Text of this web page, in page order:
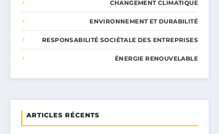
CHANGEMENT CLIMATIQUE
ENVIRONNEMENT ET DURABILITÉ
RESPONSABILITÉ SOCIÉTALE DES ENTREPRISES
ÉNERGIE RENOUVELABLE
ARTICLES RÉCENTS